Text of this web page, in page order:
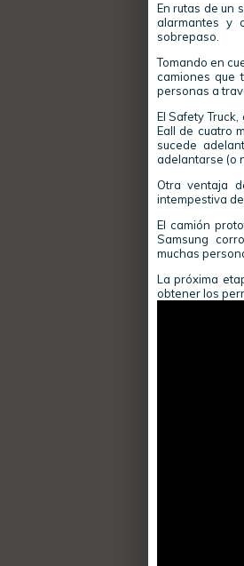
En rutas de un
alarmantes y
sobrepaso.
Tomando en
camiones que
personas a
El Safety
Eall de cuatro
sucede
adelantarse (o
Otra ventaja
intempestiva
El camión
Samsung
muchas
La próxima
obtener los